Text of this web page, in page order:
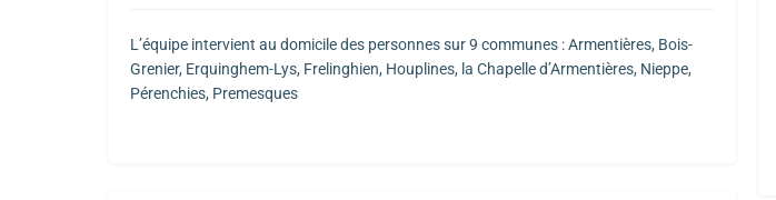
L’équipe intervient au domicile des personnes sur 9 communes : Armentières, Bois-
Grenier, Erquinghem-Lys, Frelinghien, Houplines, la Chapelle d’Armentières, Nieppe,
Pérenchies, Premesques